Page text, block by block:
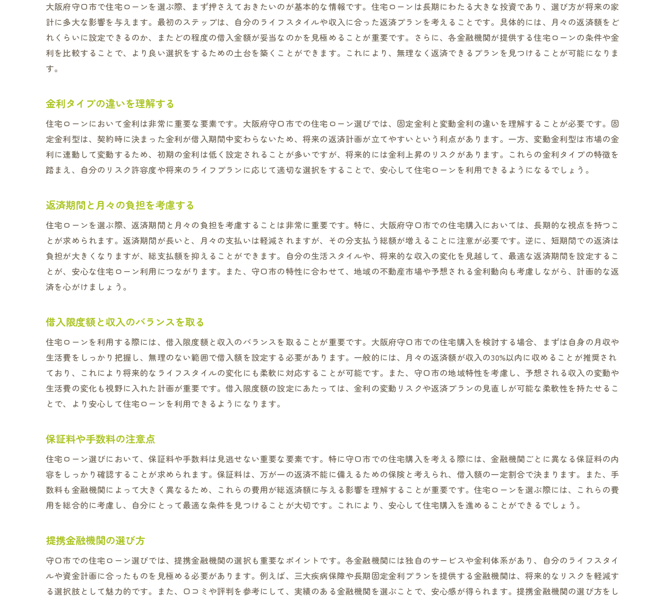
金利交渉のポイント
地域特性を活かした金利の活用法
低金利時代の選択戦略
将来の生活設計を考慮した選択
住宅ローンと資産形成のバランス
環境に優しい住宅選びのポイント
リモートワーク時代の住宅立地選び
金利計算の落とし穴
返済計画の見直し方法
予期せぬ出費への備え方
住宅価値の変動リスクを理解する
自治体の助成金や補助金の活用
不動産市場の動向を知る
地元の情報を活用した賢い選択
歴史的背景から見る不動産価値
都市型生活に合ったローンの選び方
長期的な視野で考える住宅ローン
プライバシーを確保する選択肢
通勤時間と生活の質のバランス
守口市での住宅購入を安心にする住宅ローンの選び方
安心を得るための金利交渉の秘訣
契約前に確認すべき重要書類
大阪府守口市で住宅ローンを選ぶ際、まず押さえておきたいのが基本的な情報です。住宅ローンは長期にわたる大きな投資であり、選び方が将来の家
計に多大な影響を与えます。最初のステップは、自分のライフスタイルや収入に合った返済プランを考えることです。具体的には、月々の返済額をど
れくらいに設定できるのか、またどの程度の借入金額が妥当なのかを見極めることが重要です。さらに、各金融機関が提供する住宅ローンの条件や金
利を比較することで、より良い選択をするための土台を築くことができます。これにより、無理なく返済できるプランを見つけることが可能になりま
す。
金利タイプの違いを理解する
住宅ローンにおいて金利は非常に重要な要素です。大阪府守口市での住宅ローン選びでは、固定金利と変動金利の違いを理解することが必要です。固
定金利型は、契約時に決まった金利が借入期間中変わらないため、将来の返済計画が立てやすいという利点があります。一方、変動金利型は市場の金
利に連動して変動するため、初期の金利は低く設定されることが多いですが、将来的には金利上昇のリスクがあります。これらの金利タイプの特徴を
踏まえ、自分のリスク許容度や将来のライフプランに応じて適切な選択をすることで、安心して住宅ローンを利用できるようになるでしょう。
返済期間と月々の負担を考慮する
住宅ローンを選ぶ際、返済期間と月々の負担を考慮することは非常に重要です。特に、大阪府守口市での住宅購入においては、長期的な視点を持つこ
とが求められます。返済期間が長いと、月々の支払いは軽減されますが、その分支払う総額が増えることに注意が必要です。逆に、短期間での返済は
負担が大きくなりますが、総支払額を抑えることができます。自分の生活スタイルや、将来的な収入の変化を見越して、最適な返済期間を設定するこ
とが、安心な住宅ローン利用につながります。また、守口市の特性に合わせて、地域の不動産市場や予想される金利動向も考慮しながら、計画的な返
済を心がけましょう。
借入限度額と収入のバランスを取る
住宅ローンを利用する際には、借入限度額と収入のバランスを取ることが重要です。大阪府守口市での住宅購入を検討する場合、まずは自身の月収や
生活費をしっかり把握し、無理のない範囲で借入額を設定する必要があります。一般的には、月々の返済額が収入の30%以内に収めることが推奨され
ており、これにより将来的なライフスタイルの変化にも柔軟に対応することが可能です。また、守口市の地域特性を考慮し、予想される収入の変動や
生活費の変化も視野に入れた計画が重要です。借入限度額の設定にあたっては、金利の変動リスクや返済プランの見直しが可能な柔軟性を持たせるこ
とで、より安心して住宅ローンを利用できるようになります。
保証料や手数料の注意点
住宅ローン選びにおいて、保証料や手数料は見逃せない重要な要素です。特に守口市での住宅購入を考える際には、金融機関ごとに異なる保証料の内
容をしっかり確認することが求められます。保証料は、万が一の返済不能に備えるための保険と考えられ、借入額の一定割合で決まります。また、手
数料も金融機関によって大きく異なるため、これらの費用が総返済額に与える影響を理解することが重要です。住宅ローンを選ぶ際には、これらの費
用を総合的に考慮し、自分にとって最適な条件を見つけることが大切です。これにより、安心して住宅購入を進めることができるでしょう。
提携金融機関の選び方
守口市での住宅ローン選びでは、提携金融機関の選択も重要なポイントです。各金融機関には独自のサービスや金利体系があり、自分のライフスタイ
ルや資金計画に合ったものを見極める必要があります。例えば、三大疾病保障や長期固定金利プランを提供する金融機関は、将来的なリスクを軽減す
る選択肢として魅力的です。また、口コミや評判を参考にして、実績のある金融機関を選ぶことで、安心感が得られます。提携金融機関の選び方をし